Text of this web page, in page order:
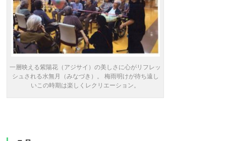
一層映える紫陽花（アジサイ）の美しさに心がリフレッ
シュされる水無月（みなづき）。 梅雨明けが待ち遠し
いこの時期は楽しくレクリエーション。